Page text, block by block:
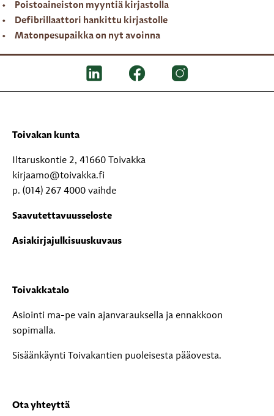
Poistoaineiston myyntiä kirjastolla
Defibrillaattori hankittu kirjastolle
Matonpesupaikka on nyt avoinna
Toivakan kunta
Iltaruskontie 2, 41660 Toivakka
kirjaamo@toivakka.fi
p. (014) 267 4000 vaihde
Saavutettavuusseloste
Asiakirjajulkisuuskuvaus
Toivakkatalo
Asiointi ma-pe vain ajanvarauksella ja ennakkoon
sopimalla.
Sisäänkäynti Toivakantien puoleisesta pääovesta.
Ota yhteyttä